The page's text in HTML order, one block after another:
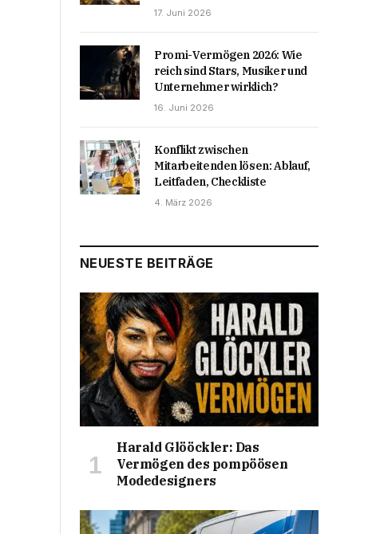
17. Juni 2026
Promi-Vermögen 2026: Wie
reich sind Stars, Musiker und
Unternehmer wirklich?
16. Juni 2026
Konflikt zwischen
Mitarbeitenden lösen: Ablauf,
Leitfaden, Checkliste
4. März 2026
NEUESTE BEITRÄGE
Harald Glööckler: Das
Vermögen des pompöösen
Modedesigners